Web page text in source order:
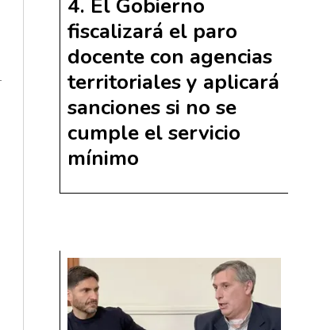
El Gobierno
fiscalizará el paro
docente con agencias
territoriales y aplicará
sanciones si no se
cumple el servicio
mínimo